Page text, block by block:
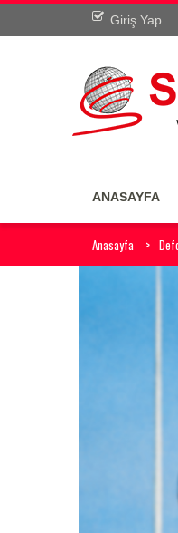
Giriş Yap
ANASAYFA
Anasayfa